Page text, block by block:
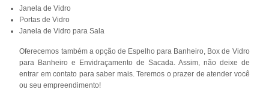
Janela de Vidro
Portas de Vidro
Janela de Vidro para Sala
Oferecemos também a opção de Espelho para Banheiro, Box de Vidro
para Banheiro e Envidraçamento de Sacada. Assim, não deixe de
entrar em contato para saber mais. Teremos o prazer de atender você
ou seu empreendimento!